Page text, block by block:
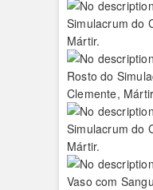
Simulacrum do
Mártir.
Rosto do
Clemente,
Simulacrum do
Mártir.
Vaso com